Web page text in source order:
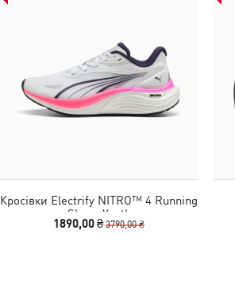
Кросівки Electrify NITRO™ 4 Running
Shoes Youth
1890,00 ₴3790,00 ₴